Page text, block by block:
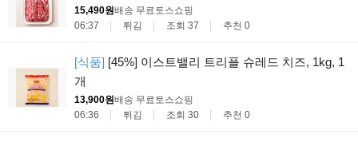
15,490원배송 무료토스쇼핑
06:37
튀김 조회 37 추천 0
[식품] [45%] 이스트밸리 트리플 슈레드 치즈, 1kg, 1
개
13,900원배송 무료토스쇼핑
06:36
튀김 조회 30 추천 0